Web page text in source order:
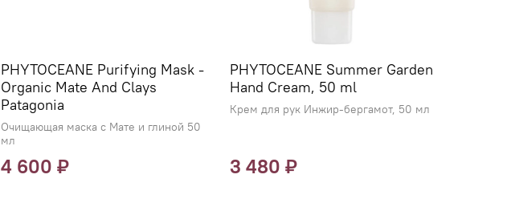
PHYTOCEANE Purifying Mask -
Organic Mate And Clays
Patagonia
Очищающая маска с Мате и глиной 50
мл
4 600 ₽
PHYTOCEANE Summer Garden
Hand Cream, 50 ml
Крем для рук Инжир-бергамот, 50 мл
3 480 ₽